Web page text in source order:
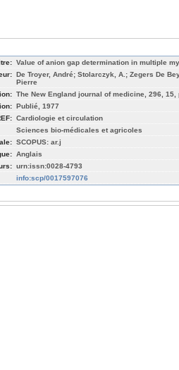
Value of anion gap determination in multiple
De Troyer, André; Stolarczyk, A.; Zegers De
Pierre
The New England journal of medicine, 296, 15,
Publié, 1977
Cardiologie et circulation
Sciences bio-médicales et agricoles
SCOPUS: ar.j
Anglais
urn:issn:0028-4793
info:scp/0017597076